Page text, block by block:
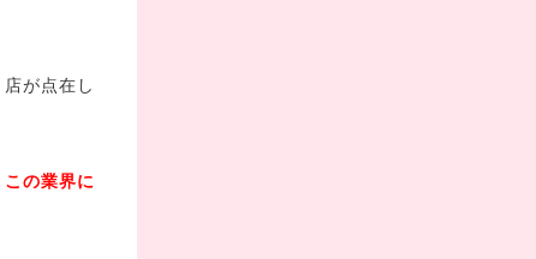
が点在し
この業界に